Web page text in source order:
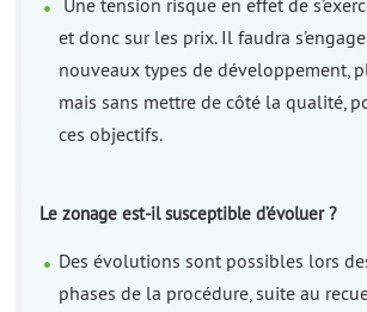
Une tension risque en effet de
et donc sur les prix. Il faudra
nouveaux types de développement,
mais sans mettre de côté la qualité,
ces objectifs.
Le zonage est-il susceptible d’évoluer ?
Des évolutions sont possibles lors
phases de la procédure, suite au